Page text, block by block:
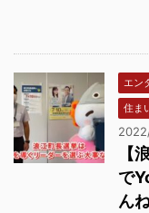
エン
住ま
【
で
ん